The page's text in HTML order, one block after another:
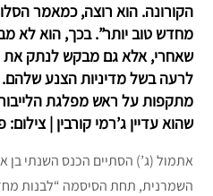
הקורונה. הוא רוצה, כמאמר
מחדש טוב יותר”. בכך, הוא לא
שאחרי, אלא גם מבקש לנתק את
לרעה בשל מדיניות הצנע שלהם.
מתקפות על ראש מפלגת
שהוא עדיין ג’רמי קורבין | צילום:
אתמול (ג’) הסתיים הכנס השנתי